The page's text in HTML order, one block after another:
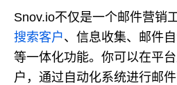
Snov.io不仅是一个邮件营销
搜索客户、信息收集、邮件
等一体化功能。你可以在平
户，通过自动化系统进行邮